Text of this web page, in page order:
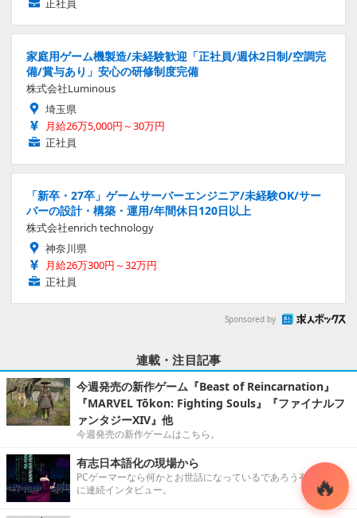
家庭用ゲーム機製造/未経験歓迎「正社員/週休2日制/空調完
備/賞与あり」安心の研修制度完備
株式会社Luminous
埼玉県
月給26万5,000円～30万円
正社員
「新卒・27卒」ゲームサーバーエンジニア/未経験OK/サー
バーの設計・構築・運用/年間休日120日以上
株式会社enrich technology
神奈川県
月給26万300円～32万円
正社員
Sponsored by
連載・注目記事
今週発売の新作ゲーム『Beast of Reincarnation』
『MARVEL Tōkon: Fighting Souls』『ファイナルフ
ァンタジーXIV』他
今週発売の新作ゲームはこちら。
有志日本語化の現場から
PCゲーマーなら何かとお世話になっているであろう有志翻訳者
に連続インタビュー。